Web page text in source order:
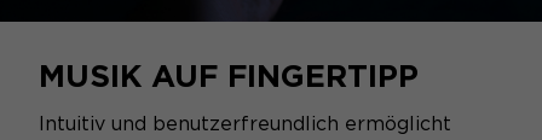
MUSIK AUF FINGERTIPP
Intuitiv und benutzerfreundlich ermöglicht